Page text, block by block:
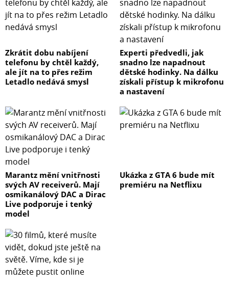
Zkrátit dobu nabíjení
telefonu by chtěl každý,
ale jít na to přes režim
Letadlo nedává smysl
Experti předvedli, jak
snadno lze napadnout
dětské hodinky. Na dálku
získali přístup k mikrofonu
a nastavení
Marantz mění vnitřnosti
svých AV receiverů. Mají
osmikanálový DAC a Dirac
Live podporuje i tenký
model
Ukázka z GTA 6 bude mít
premiéru na Netflixu